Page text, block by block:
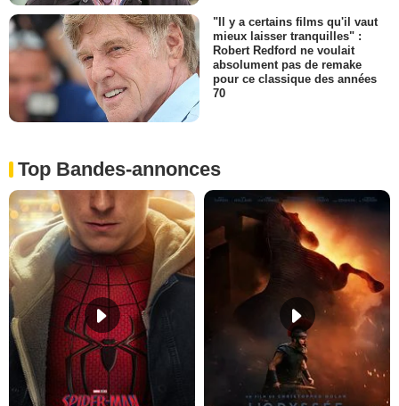
"Il y a certains films qu'il vaut
mieux laisser tranquilles" :
Robert Redford ne voulait
absolument pas de remake
pour ce classique des années
70
Top Bandes-annonces